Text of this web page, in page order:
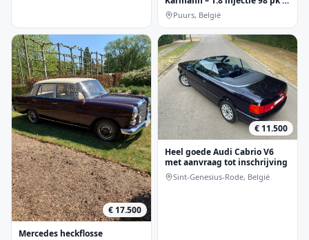
1994 – projectwagen
Puurs, België
€ 17.500
Mercedes heckflosse
€ 11.500
Heel goede Audi Cabrio V6
met aanvraag tot inschrijving
Sint-Genesius-Rode, België